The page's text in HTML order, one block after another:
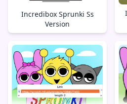
Incredibox Sprunki Ss
Version